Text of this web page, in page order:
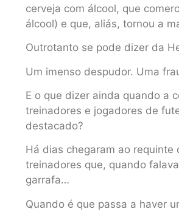
cerveja com álcool, que
álcool) e que, aliás, tornou a
Outrotanto se pode dizer da
Um imenso despudor. Uma
E o que dizer ainda quando a
treinadores e jogadores de
destacado?
Há dias chegaram ao
treinadores que, quando
garrafa…
Quando é que passa a haver